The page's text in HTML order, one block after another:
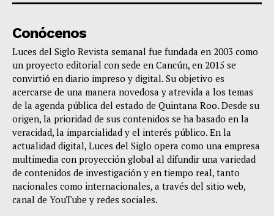
Conócenos
Luces del Siglo Revista semanal fue fundada en 2003 como
un proyecto editorial con sede en Cancún, en 2015 se
convirtió en diario impreso y digital. Su objetivo es
acercarse de una manera novedosa y atrevida a los temas
de la agenda pública del estado de Quintana Roo. Desde su
origen, la prioridad de sus contenidos se ha basado en la
veracidad, la imparcialidad y el interés público. En la
actualidad digital, Luces del Siglo opera como una empresa
multimedia con proyección global al difundir una variedad
de contenidos de investigación y en tiempo real, tanto
nacionales como internacionales, a través del sitio web,
canal de YouTube y redes sociales.